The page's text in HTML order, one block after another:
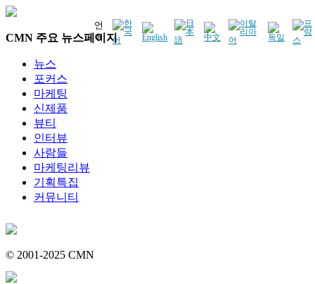
언
어
CMN 주요 뉴스페이지
뉴스
포커스
마케팅
신제품
뷰티
인터뷰
사람들
마케팅리뷰
기획특집
커뮤니티
© 2001-2025 CMN